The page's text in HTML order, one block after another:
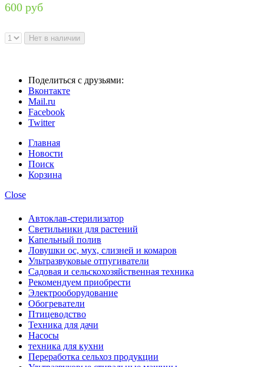
600 руб
Поделиться с друзьями:
Вконтакте
Mail.ru
Facebook
Twitter
Главная
Новости
Поиск
Корзина
Close
Автоклав-стерилизатор
Светильники для растений
Капельный полив
Ловушки ос, мух, слизней и комаров
Ультразвуковые отпугиватели
Садовая и сельскохозяйственная техника
Рекомендуем приобрести
Электрооборудование
Обогреватели
Птицеводство
Техника для дачи
Насосы
техника для кухни
Переработка сельхоз продукции